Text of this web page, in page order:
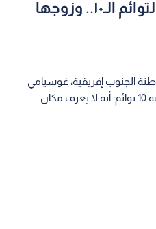
سر يحيط بخبر منجبة التوائم الـ١٠.. وزوجها
الجنوب إفريقية، غوسيامي
تامارا سيتولي، التي ادعت انجاب منه 10 توائم؛ أنه لا يعرف مكان